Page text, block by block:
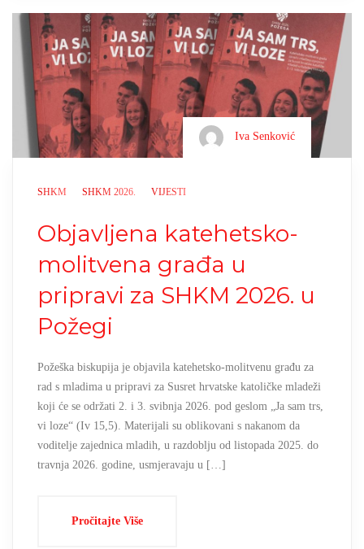
Iva Senković
SHKM SHKM 2026. VIJESTI
Objavljena katehetsko-
molitvena građa u
pripravi za SHKM 2026. u
Požegi
Požeška biskupija je objavila katehetsko-molitvenu građu za
rad s mladima u pripravi za Susret hrvatske katoličke mladeži
koji će se održati 2. i 3. svibnja 2026. pod geslom „Ja sam trs,
vi loze“ (Iv 15,5). Materijali su oblikovani s nakanom da
voditelje zajednica mladih, u razdoblju od listopada 2025. do
travnja 2026. godine, usmjeravaju u […]
Pročitajte Više